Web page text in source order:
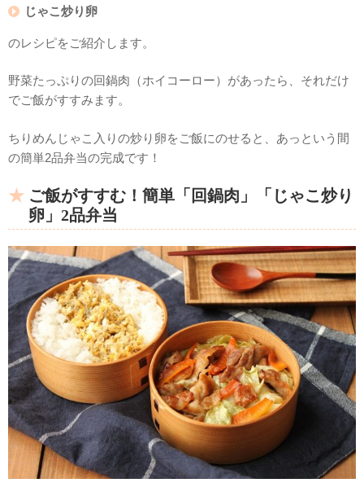
じゃこ炒り卵
のレシピをご紹介します。
野菜たっぷりの回鍋肉（ホイコーロー）があったら、それだけ
でご飯がすすみます。
ちりめんじゃこ入りの炒り卵をご飯にのせると、あっという間
の簡単2品弁当の完成です！
ご飯がすすむ！簡単「回鍋肉」「じゃこ炒り
卵」2品弁当